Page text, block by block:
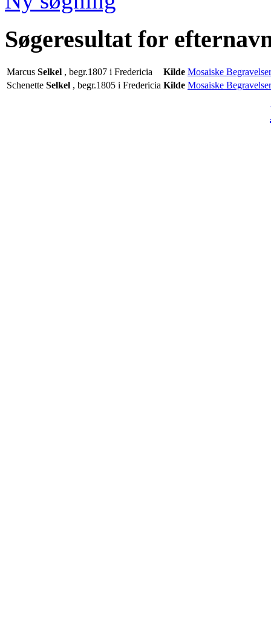
Søgeresultat for
Marcus Selkel , begr.1807 i Fredericia Kilde Mosaiske Begravelser
Schenette Selkel , begr.1805 i Fredericia Kilde Mosaiske Begravelser